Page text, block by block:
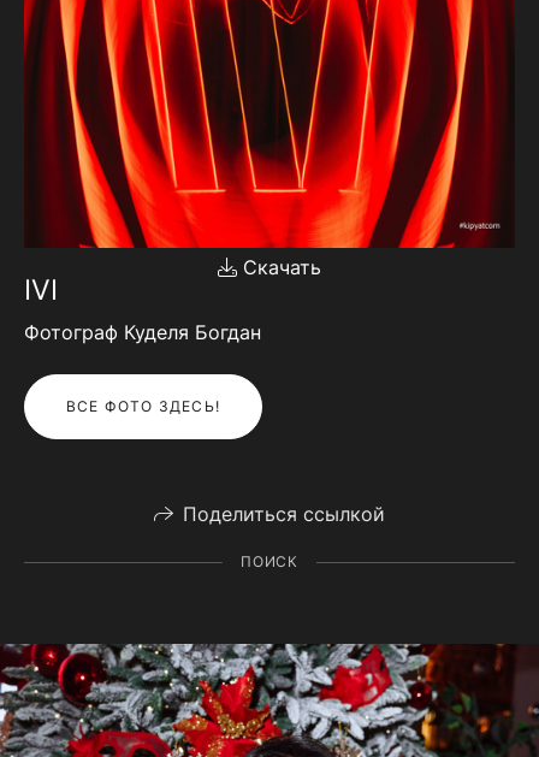
Скачать
IVI
Фотограф Куделя Богдан
ВСЕ ФОТО ЗДЕСЬ!
Поделиться ссылкой
ПОИСК